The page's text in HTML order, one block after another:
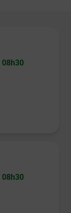
08h30
08h30